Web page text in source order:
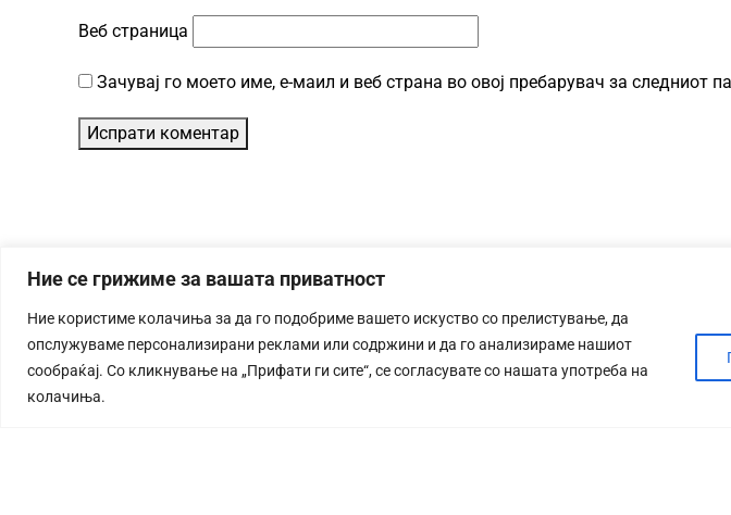
Ние се грижиме за вашата приватност
Ние користиме колачиња за да го подобриме вашето искуство со прелистување, да
опслужуваме персонализирани реклами или содржини и да го анализираме нашиот
сообраќај. Со кликнување на „Прифати ги сите“, се согласувате со нашата употреба на
колачиња.
Веб страница
Зачувај го моето име, е-маил и веб страна во овој пребарувач за следниот